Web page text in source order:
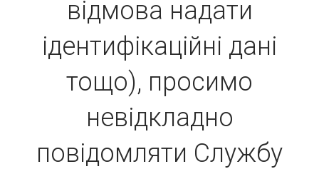
відмова надати
ідентифікаційні дані
тощо), просимо
невідкладно
повідомляти Службу